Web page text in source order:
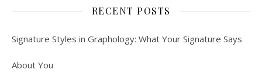
RECENT POSTS
Signature Styles in Graphology: What Your Signature Says
About You